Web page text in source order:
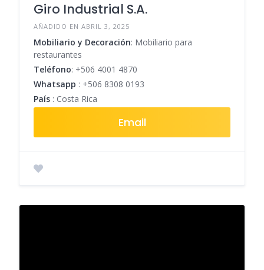
Giro Industrial S.A.
AÑADIDO EN ABRIL 3, 2025
Mobiliario y Decoración: Mobiliario para
restaurantes
Teléfono: +506 4001 4870
Whatsapp : +506 8308 0193
País : Costa Rica
Email